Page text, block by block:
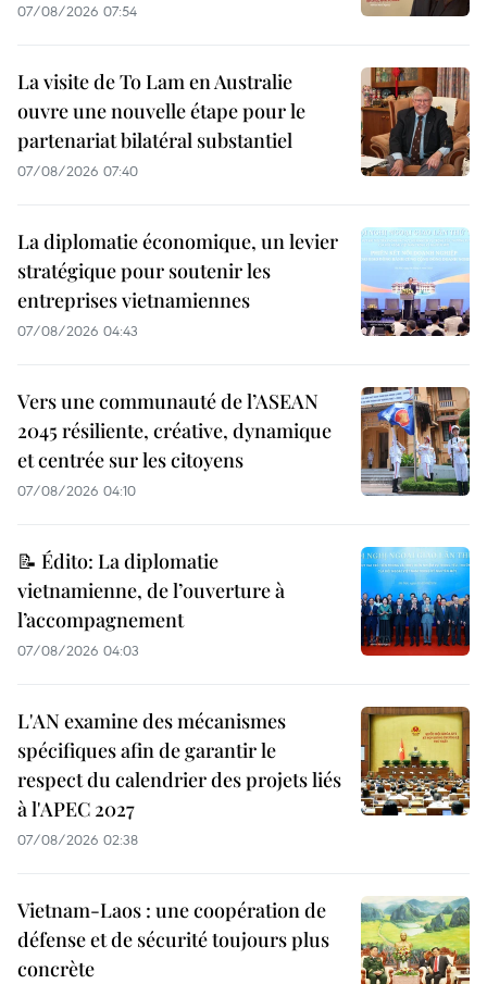
07/08/2026 07:54
La visite de To Lam en Australie
ouvre une nouvelle étape pour le
partenariat bilatéral substantiel
07/08/2026 07:40
La diplomatie économique, un levier
stratégique pour soutenir les
entreprises vietnamiennes
07/08/2026 04:43
Vers une communauté de l’ASEAN
2045 résiliente, créative, dynamique
et centrée sur les citoyens
07/08/2026 04:10
📝 Édito: La diplomatie
vietnamienne, de l’ouverture à
l’accompagnement
07/08/2026 04:03
L'AN examine des mécanismes
spécifiques afin de garantir le
respect du calendrier des projets liés
à l'APEC 2027
07/08/2026 02:38
Vietnam-Laos : une coopération de
défense et de sécurité toujours plus
concrète